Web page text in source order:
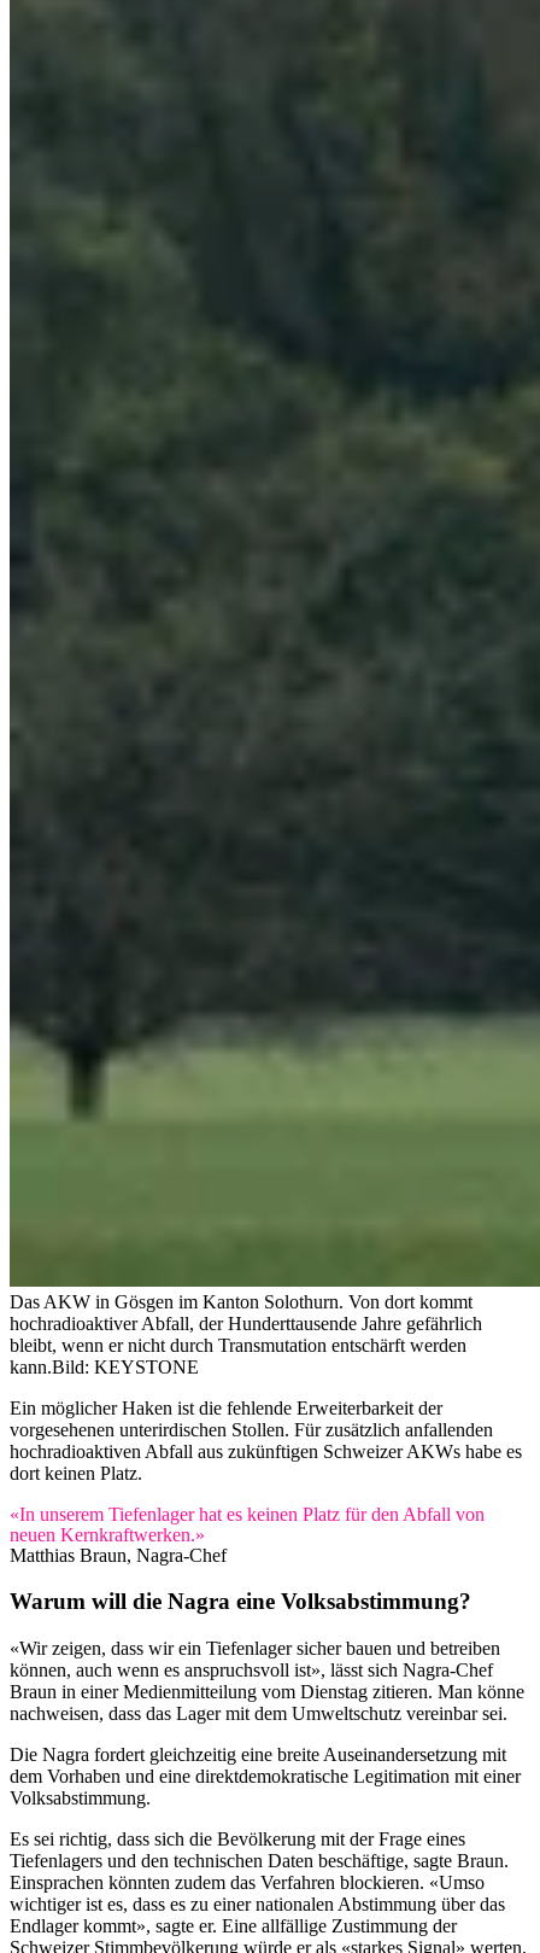
Das AKW in Gösgen im Kanton Solothurn. Von dort kommt
hochradioaktiver Abfall, der Hunderttausende Jahre gefährlich
bleibt, wenn er nicht durch Transmutation entschärft werden
kann.Bild: KEYSTONE
Ein möglicher Haken ist die fehlende Erweiterbarkeit der
vorgesehenen unterirdischen Stollen. Für zusätzlich anfallenden
hochradioaktiven Abfall aus zukünftigen Schweizer AKWs habe es
dort keinen Platz.
«In unserem Tiefenlager hat es keinen Platz für den Abfall von
neuen Kernkraftwerken.»
Matthias Braun, Nagra-Chef
Warum will die Nagra eine Volksabstimmung?
«Wir zeigen, dass wir ein Tiefenlager sicher bauen und betreiben
können, auch wenn es anspruchsvoll ist», lässt sich Nagra-Chef
Braun in einer Medienmitteilung vom Dienstag zitieren. Man könne
nachweisen, dass das Lager mit dem Umweltschutz vereinbar sei.
Die Nagra fordert gleichzeitig eine breite Auseinandersetzung mit
dem Vorhaben und eine direktdemokratische Legitimation mit einer
Volksabstimmung.
Es sei richtig, dass sich die Bevölkerung mit der Frage eines
Tiefenlagers und den technischen Daten beschäftige, sagte Braun.
Einsprachen könnten zudem das Verfahren blockieren. «Umso
wichtiger ist es, dass es zu einer nationalen Abstimmung über das
Endlager kommt», sagte er. Eine allfällige Zustimmung der
Schweizer Stimmbevölkerung würde er als «starkes Signal» werten,